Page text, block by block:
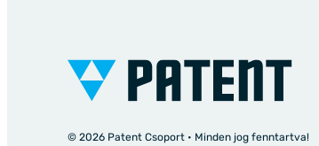
© 2026 Patent Csoport • Minden jog fenntartva!